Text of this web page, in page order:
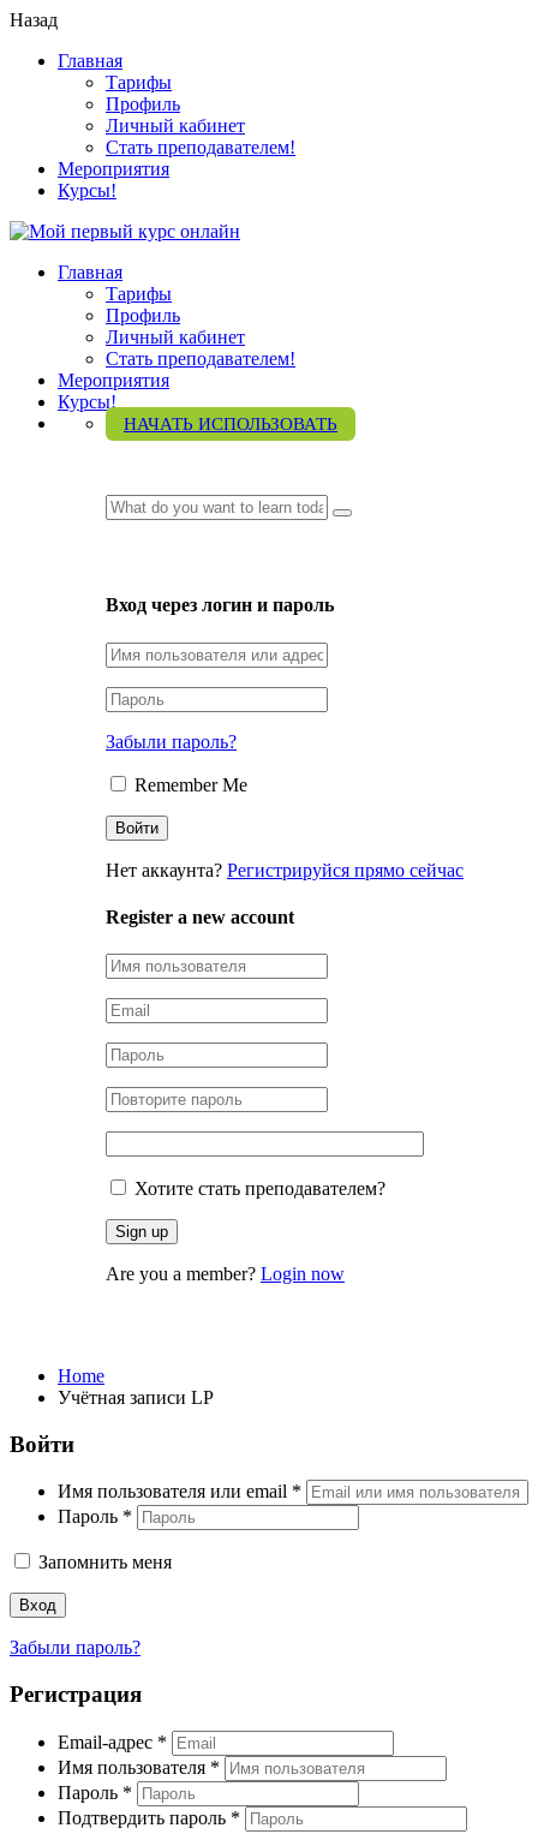
Назад
Главная
Тарифы
Профиль
Личный кабинет
Стать преподавателем!
Мероприятия
Курсы!
Главная
Тарифы
Профиль
Личный кабинет
Стать преподавателем!
Мероприятия
Курсы!
НАЧАТЬ ИСПОЛЬЗОВАТЬ
Вход через логин и пароль
Забыли пароль?
Remember Me
Нет аккаунта? Регистрируйся прямо сейчас
Register a new account
Хотите стать преподавателем?
Are you a member? Login now
Home
Учётная записи LP
Войти
Имя пользователя или email *
Пароль *
Запомнить меня
Вход
Забыли пароль?
Регистрация
Email-адрес *
Имя пользователя *
Пароль *
Подтвердить пароль *